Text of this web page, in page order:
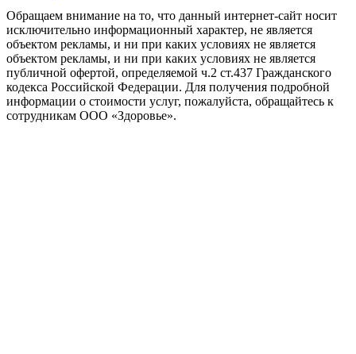
Обращаем внимание на то, что данный интернет-сайт носит
исключительно информационный характер, не является
объектом рекламы, и ни при каких условиях не является
объектом рекламы, и ни при каких условиях не является
публичной офертой, определяемой ч.2 ст.437 Гражданского
кодекса Российской Федерации. Для получения подробной
информации о стоимости услуг, пожалуйста, обращайтесь к
сотрудникам ООО «Здоровье».